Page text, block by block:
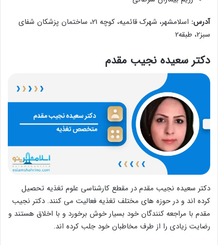
آدرس:
اسلامشهر، شهرک قائمیه، کوچه 21، ساختمان پزشکان شفای
سبز2، طبقه2
دکتر سعیده نجیب مقدم
دکتر سعیده نجیب مقدم در مقطع کارشناسی علوم تغذیه تحصیل
کرده اند و در حوزه های مختلف تغذیه فعالیت می کنند. دکتر نجیب
مقدم با مراجعه کنندگان خود بسیار خوش برخورد و با اخلاق هستند و
رضایت زیادی را از طرف مخاطبان خود جلب کرده اند.